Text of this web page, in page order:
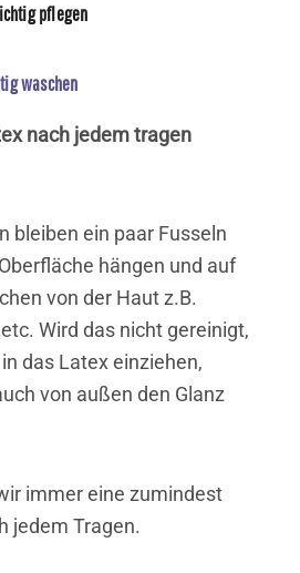
pflegen
waschen
nach jedem tragen
bleiben ein paar Fusseln
hängen und auf
von der Haut z.B.
Wird das nicht gereinigt,
das Latex einziehen,
von außen den Glanz
immer eine zumindest
jedem Tragen.